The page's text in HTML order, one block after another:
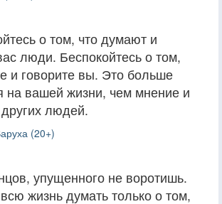
о том, что думают и
люди. Беспокойтесь о том,
и говорите вы. Это больше
на вашей жизни, чем мнение и
людей.
(20+)
упущенного не воротишь.
жизнь думать только о том,